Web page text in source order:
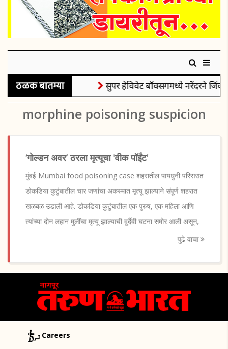
ठळक बातम्या सुपर हेविवेट बॉक्सिंगमध्ये नरेंदरने जिंकले
morphine poisoning suspicion
‘गोल्डन अवर’ ठरला मृत्यूचा 'वीक पॉईंट'
मुंबई Mumbai food poisoning case शहरातील पायधुनी परिसरात
डोकडिया कुटुंबातील चार जणांचा अकस्मात मृत्यू झाल्याने संपूर्ण शहरात
खळबळ उडाली आहे. डोकडिया कुटुंबातील एक पुरुष, एक महिला आणि
त्यांच्या दोन लहान मुलींचा मृत्यू झाल्याची दुर्दैवी घटना समोर आली असून,
पुढे वाचा
Careers